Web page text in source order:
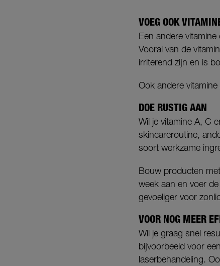
VOEG OOK
Een andere
Vooral van de
irriterend zijn en is
Ook andere
DOE RUSTIG AAN
Wil je vitamine A, C
skincareroutine,
soort werkzame
Bouw producten
week aan en voer
gevoeliger voor
VOOR NOG MEER
Wil je graag snel
bijvoorbeeld voor
laserbehandeling.